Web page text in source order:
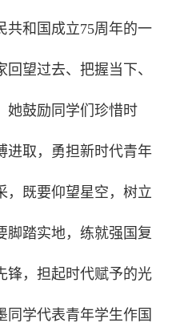
共和国成立75周年的一
望过去、把握当下、
她鼓励同学们珍惜时
进取，勇担新时代青年
，既要仰望星空，树立
脚踏实地，练就强国复
锋，担起时代赋予的光
同学代表青年学生作国